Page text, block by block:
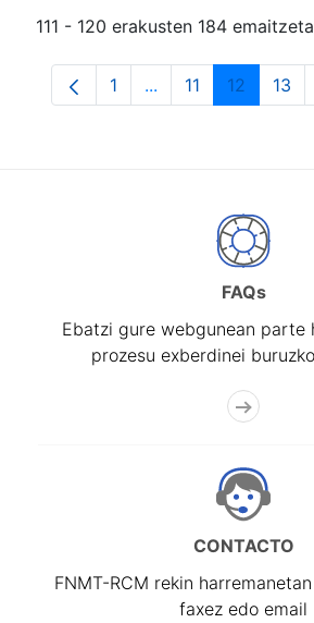
111 - 120 erakusten 184
Orrialdea
1 ...Intermediate Pages
Orrialdea
11 Orrialdea
12 13
FAQs
Ebatzi gure webgunean parte
prozesu exberdinei
CONTACTO
FNMT-RCM rekin
faxez edo email